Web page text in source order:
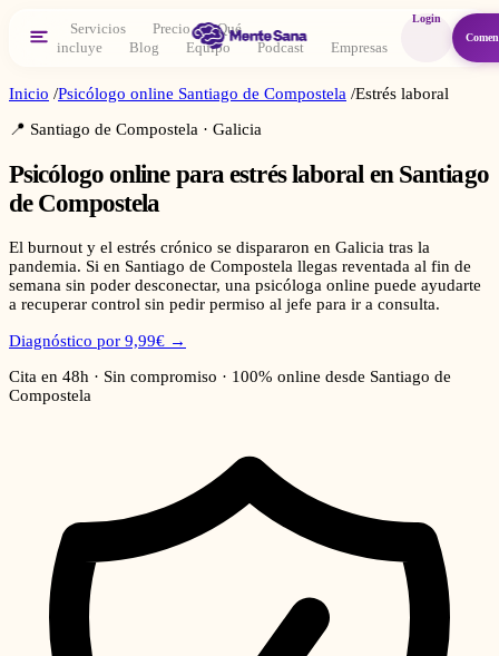
Servicios Precio
Qué
incluye
Blog Equipo Podcast Empresas
Login
Inicio /Psicólogo online Santiago de Compostela /Estrés laboral
📍 Santiago de Compostela · Galicia
Psicólogo online paraestrés laboral en Santiago
de Compostela
El burnout y el estrés crónico se dispararon en Galicia tras la
pandemia. Si en Santiago de Compostela llegas reventada al fin de
semana sin poder desconectar, una psicóloga online puede ayudarte
a recuperar control sin pedir permiso al jefe para ir a consulta.
Diagnóstico por 9,99€ →
Cita en 48h · Sin compromiso · 100% online desde Santiago de
Compostela